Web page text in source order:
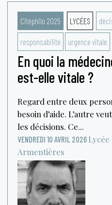
Citéphilo 2025 LYCÉES
responsabilité urgence vitale
En quoi la
est-elle vitale ?
Regard entre deux
besoin d’aide. L’autre
les décisions. Ce...
VENDREDI 10 AVRIL 2026
Armentières